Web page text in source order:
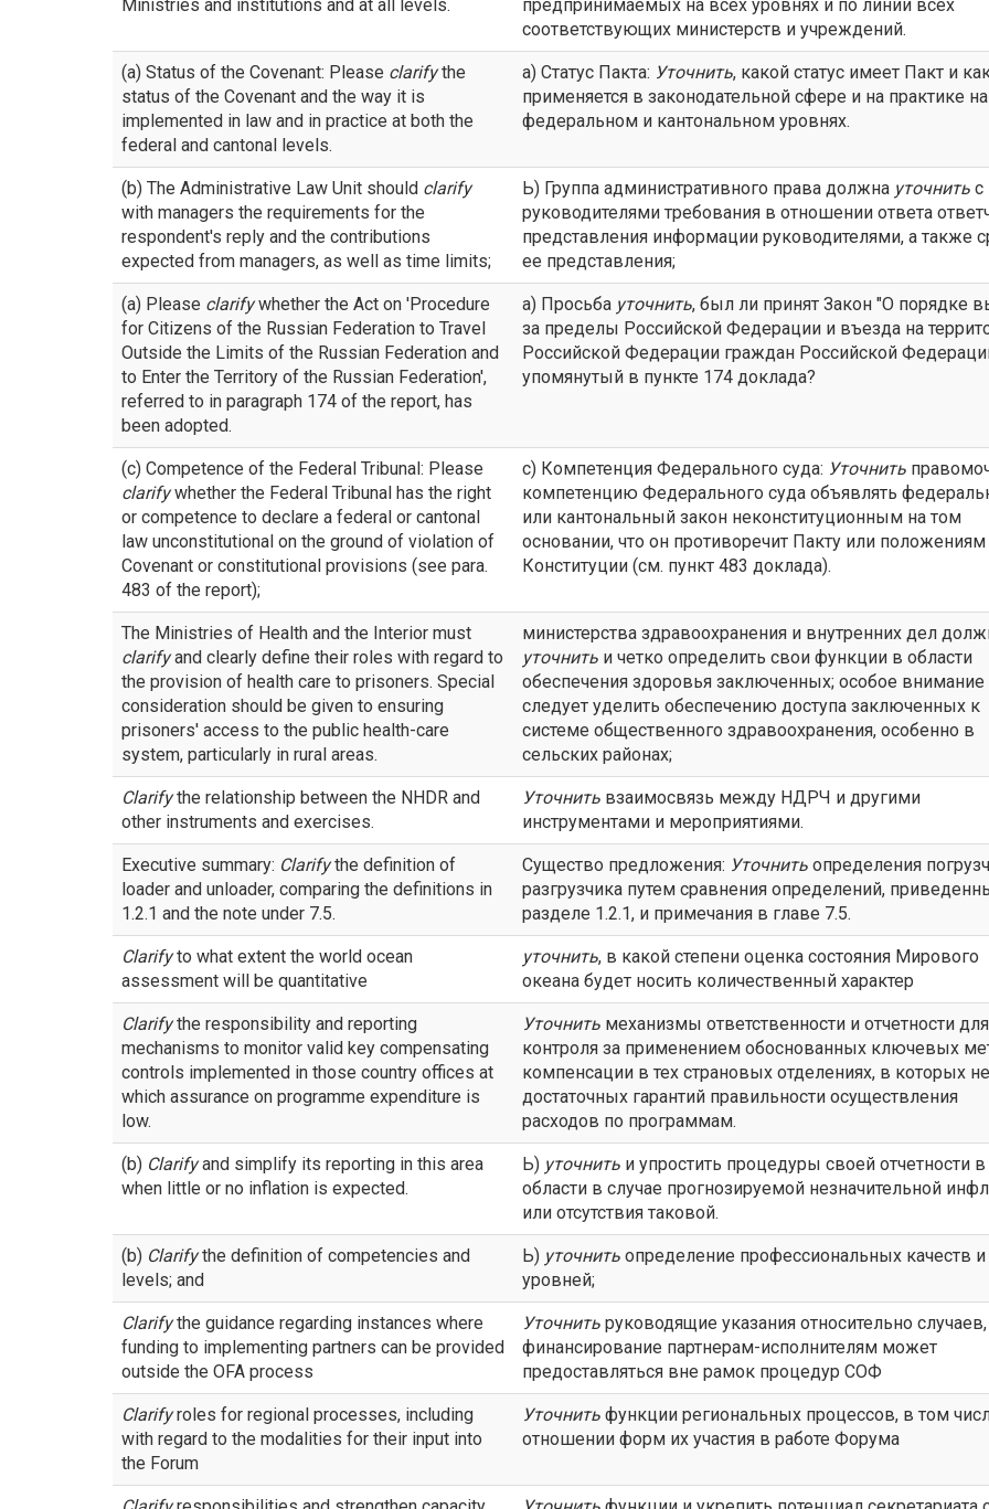
Ministries and institutions and at all levels.
предпринимаемых на всех уровнях и по линии всех
соответствующих министерств и учреждений.
(a) Status of the Covenant: Please clarifythe
status of the Covenant and the way it is
implemented in law and in practice at both the
federal and cantonal levels.
а) Статус Пакта: Уточнить, какой статус имеет Пакт и
применяется в законодательной сфере и на практике на
федеральном и кантональном уровнях.
(b) The Administrative Law Unit should clarify
with managers the requirements for the
respondent's reply and the contributions
expected from managers, as well as time limits;
Ь) Группа административного права должна уточнить с
руководителями требования в отношении ответа
представления информации руководителями, а также
ее представления;
(a) Please clarifywhether the Act on 'Procedure
for Citizens of the Russian Federation to Travel
Outside the Limits of the Russian Federation and
to Enter the Territory of the Russian Federation',
referred to in paragraph 174 of the report, has
been adopted.
а) Просьба уточнить, был ли принят Закон "О порядке
за пределы Российской Федерации и въезда на
Российской Федерации граждан Российской
упомянутый в пункте 174 доклада?
(c) Competence of the Federal Tribunal: Please
clarifywhether the Federal Tribunal has the right
or competence to declare a federal or cantonal
law unconstitutional on the ground of violation of
Covenant or constitutional provisions (see para.
483 of the report);
с) Компетенция Федерального суда: Уточнить
компетенцию Федерального суда объявлять
или кантональный закон неконституционным на том
основании, что он противоречит Пакту или положениям
Конституции (см. пункт 483 доклада).
The Ministries of Health and the Interior must
clarifyand clearly define their roles with regard to
the provision of health care to prisoners. Special
consideration should be given to ensuring
prisoners' access to the public health-care
system, particularly in rural areas.
министерства здравоохранения и внутренних дел
уточнить и четко определить свои функции в области
обеспечения здоровья заключенных; особое внимание
следует уделить обеспечению доступа заключенных к
системе общественного здравоохранения, особенно в
сельских районах;
Clarifythe relationship between the NHDR and
other instruments and exercises.
Уточнить взаимосвязь между НДРЧ и другими
инструментами и мероприятиями.
Executive summary: Clarifythe definition of
loader and unloader, comparing the definitions in
1.2.1 and the note under 7.5.
Существо предложения: Уточнить определения
разгрузчика путем сравнения определений,
разделе 1.2.1, и примечания в главе 7.5.
Clarifyto what extent the world ocean
assessment will be quantitative
уточнить, в какой степени оценка состояния Мирового
океана будет носить количественный характер
Clarifythe responsibility and reporting
mechanisms to monitor valid key compensating
controls implemented in those country offices at
which assurance on programme expenditure is
low.
Уточнить механизмы ответственности и отчетности для
контроля за применением обоснованных ключевых
компенсации в тех страновых отделениях, в которых
достаточных гарантий правильности осуществления
расходов по программам.
(b) Clarifyand simplify its reporting in this area
when little or no inflation is expected.
Ь) уточнить и упростить процедуры своей отчетности в
области в случае прогнозируемой незначительной
или отсутствия таковой.
(b) Clarifythe definition of competencies and
levels; and
Ь) уточнить определение профессиональных качеств и
уровней;
Clarifythe guidance regarding instances where
funding to implementing partners can be provided
outside the OFA process
Уточнить руководящие указания относительно
финансирование партнерам-исполнителям может
предоставляться вне рамок процедур СОФ
Clarifyroles for regional processes, including
with regard to the modalities for their input into
the Forum
Уточнить функции региональных процессов, в том
отношении форм их участия в работе Форума